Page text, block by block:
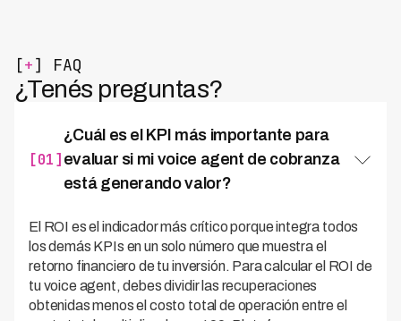
[+] FAQ
¿Tenés preguntas?
[01]
¿Cuál es el KPI más importante para
evaluar si mi voice agent de cobranza
está generando valor?
El ROI es el indicador más crítico porque integra todos
los demás KPIs en un solo número que muestra el
retorno financiero de tu inversión. Para calcular el ROI de
tu voice agent, debes dividir las recuperaciones
obtenidas menos el costo total de operación entre el